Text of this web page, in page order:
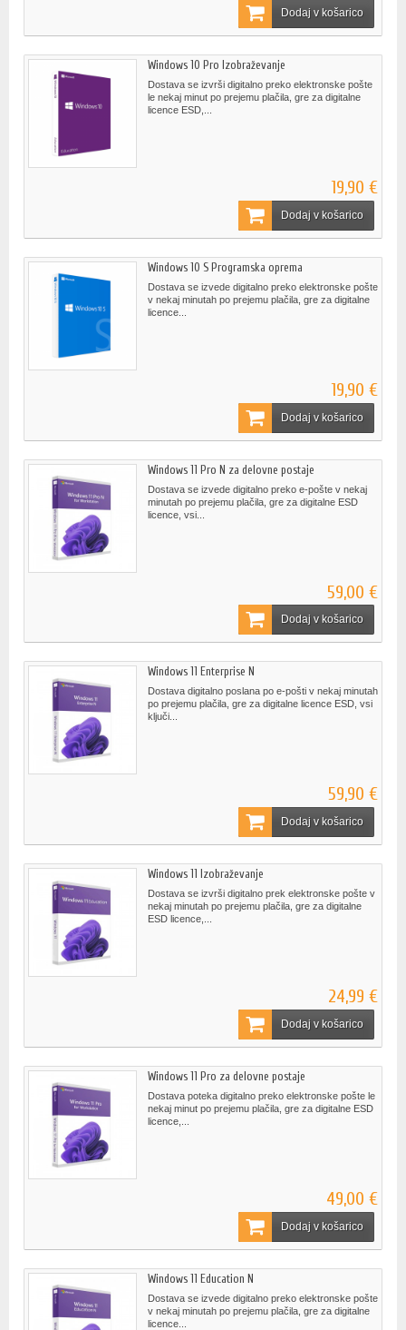
Dodaj v košarico
Windows 10 Pro Izobraževanje
Dostava se izvrši digitalno preko elektronske pošte
le nekaj minut po prejemu plačila, gre za digitalne
licence ESD,...
19,90 €
Dodaj v košarico
Windows 10 S Programska oprema
Dostava se izvede digitalno preko elektronske pošte
v nekaj minutah po prejemu plačila, gre za digitalne
licence...
19,90 €
Dodaj v košarico
Windows 11 Pro N za delovne postaje
Dostava se izvede digitalno preko e-pošte v nekaj
minutah po prejemu plačila, gre za digitalne ESD
licence, vsi...
59,00 €
Dodaj v košarico
Windows 11 Enterprise N
Dostava digitalno poslana po e-pošti v nekaj minutah
po prejemu plačila, gre za digitalne licence ESD, vsi
ključi...
59,90 €
Dodaj v košarico
Windows 11 Izobraževanje
Dostava se izvrši digitalno prek elektronske pošte v
nekaj minutah po prejemu plačila, gre za digitalne
ESD licence,...
24,99 €
Dodaj v košarico
Windows 11 Pro za delovne postaje
Dostava poteka digitalno preko elektronske pošte le
nekaj minut po prejemu plačila, gre za digitalne ESD
licence,...
49,00 €
Dodaj v košarico
Windows 11 Education N
Dostava se izvede digitalno preko elektronske pošte
v nekaj minutah po prejemu plačila, gre za digitalne
licence...